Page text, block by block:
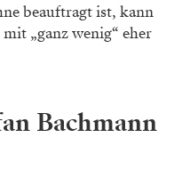
beauftragt ist, kann
„ganz wenig“ eher
Bachmann